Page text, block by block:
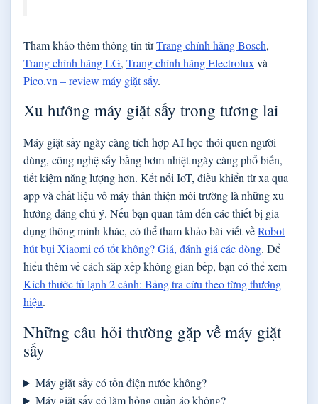
Tham khảo thêm thông tin từTrang chính hãng Bosch,
Trang chính hãng LG, Trang chính hãng Electrolux và
Pico.vn – review máy giặt sấy.
Xu hướng máy giặt sấy trong tương lai
Máy giặt sấy ngày càng tích hợp AI học thói quen người
dùng, công nghệ sấy bằng bơm nhiệt ngày càng phổ biến,
tiết kiệm năng lượng hơn. Kết nối IoT, điều khiển từ xa qua
app và chất liệu vỏ máy thân thiện môi trường là những xu
hướng đáng chú ý. Nếu bạn quan tâm đến các thiết bị gia
dụng thông minh khác, có thể tham khảo bài viết vềRobot
hút bụi Xiaomi có tốt không? Giá, đánh giá các dòng. Để
hiểu thêm về cách sắp xếp không gian bếp, bạn có thể xem
Kích thước tủ lạnh 2 cánh: Bảng tra cứu theo từng thương
hiệu.
Những câu hỏi thường gặp về máy giặt
sấy
Máy giặt sấy có tốn điện nước không?
Máy giặt sấy có làm hỏng quần áo không?